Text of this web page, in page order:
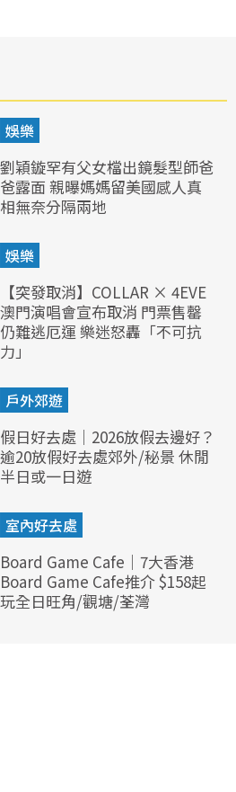
娛樂
劉穎鏇罕有父女檔出鏡髮型師爸
爸露面 親曝媽媽留美國感人真
相無奈分隔兩地
娛樂
【突發取消】COLLAR × 4EVE
澳門演唱會宣布取消 門票售罄
仍難逃厄運 樂迷怒轟「不可抗
力」
戶外郊遊
假日好去處｜2026放假去邊好？
逾20放假好去處郊外/秘景 休閒
半日或一日遊
室內好去處
Board Game Cafe｜7大香港
Board Game Cafe推介 $158起
玩全日旺角/觀塘/荃灣